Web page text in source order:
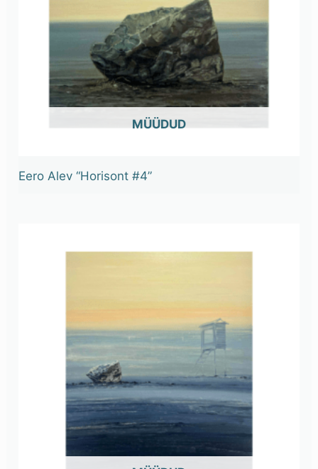
OUT OF STOCK
Eero Alev “Horisont #4”